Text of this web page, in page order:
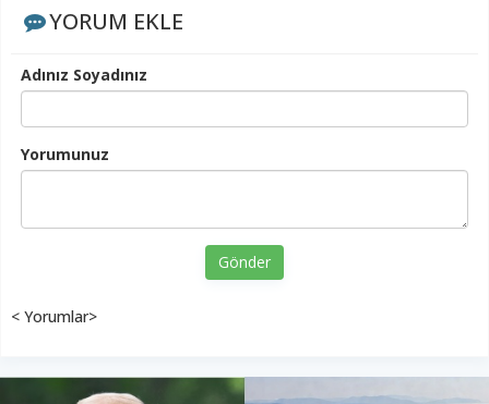
YORUM EKLE
Adınız Soyadınız
Yorumunuz
Gönder
< Yorumlar>